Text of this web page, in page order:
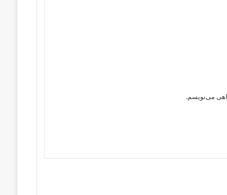
می‌نویسم.